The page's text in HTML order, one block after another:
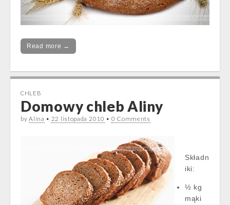
Read more →
CHLEB
Domowy chleb Aliny
byAlina • 22 listopada 2010 • 0 Comments
Składn
iki:
½ kg
mąki